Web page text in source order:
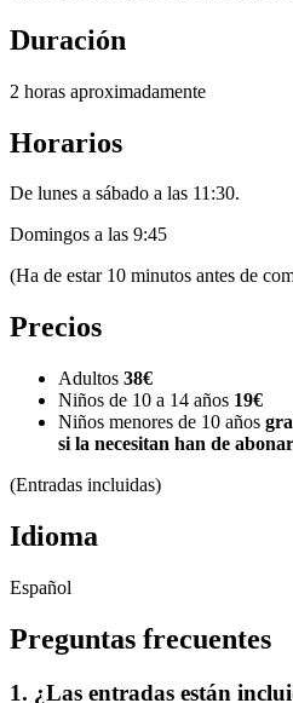
Duración
2 horas aproximadamente
Horarios
De lunes a sábado a las 11:30.
Domingos a las 9:45
(Ha de estar 10 minutos antes de
Precios
Adultos 38€
Niños de 10 a 14 años 19€
Niños menores de 10 años
si la necesitan han de
(Entradas incluidas)
Idioma
Español
Preguntas frecuentes
1. ¿Las entradas están